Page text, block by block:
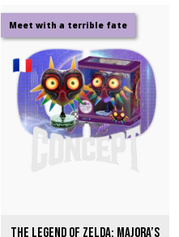
Meet with a terrible fate
The Legend of Zelda: Majora’s